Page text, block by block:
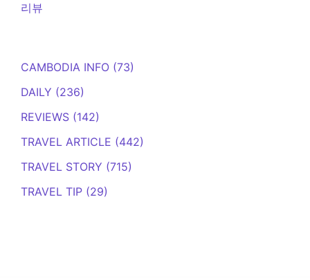
리뷰
CAMBODIA INFO (73)
DAILY (236)
REVIEWS (142)
TRAVEL ARTICLE (442)
TRAVEL STORY (715)
TRAVEL TIP (29)